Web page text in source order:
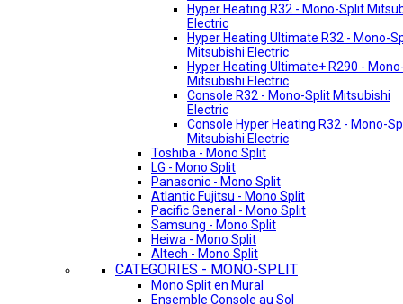
Hyper Heating R32 - Mono-Split
Electric
Hyper Heating Ultimate R32 - Mono-
Mitsubishi Electric
Hyper Heating Ultimate+ R290 -
Mitsubishi Electric
Console R32 - Mono-Split Mitsubishi
Electric
Console Hyper Heating R32 - Mono-
Mitsubishi Electric
Toshiba - Mono Split
LG - Mono Split
Panasonic - Mono Split
Atlantic Fujitsu - Mono Split
Pacific General - Mono Split
Samsung - Mono Split
Heiwa - Mono Split
Altech - Mono Split
CATEGORIES - MONO-SPLIT
Mono Split en Mural
Ensemble Console au Sol